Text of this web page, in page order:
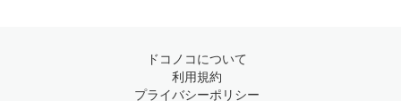
ドコノコについて
利用規約
プライバシーポリシー